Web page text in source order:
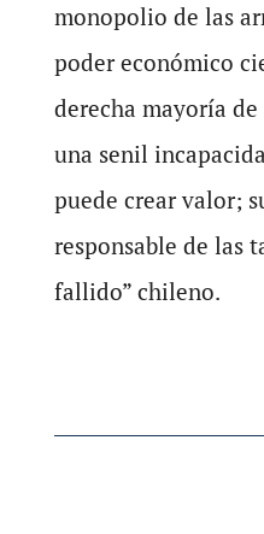
monopolio de las
poder económico
derecha mayoría
una senil
puede crear valor;
responsable de las
fallido” chileno.